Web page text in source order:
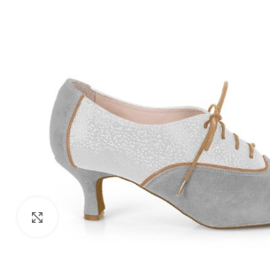
Kliknij, aby powiększyć